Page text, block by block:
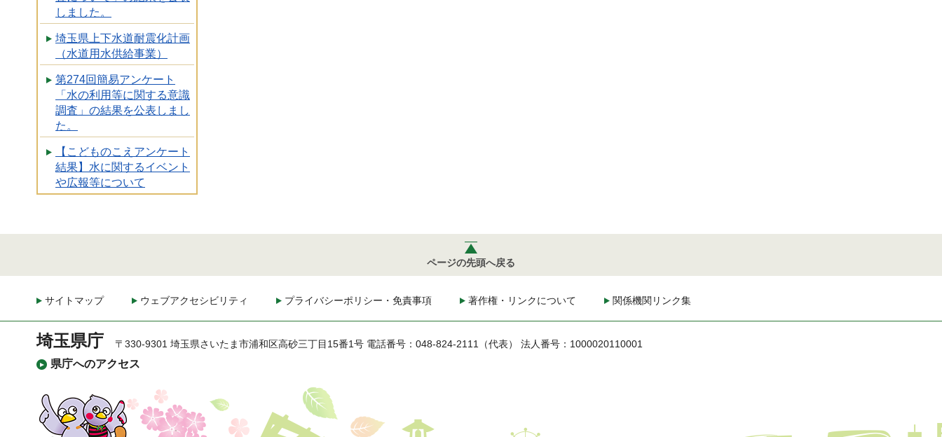
しました。
埼玉県上下水道耐震化計画
（水道用水供給事業）
第274回簡易アンケート
「水の利用等に関する意識
調査」の結果を公表しまし
た。
【こどものこえアンケート
結果】水に関するイベント
や広報等について
ページの先頭へ戻る
サイトマップ ウェブアクセシビリティ プライバシーポリシー・免責事項 著作権・リンクについて 関係機関リンク集
埼玉県庁
県庁へのアクセス
〒330-9301 埼玉県さいたま市浦和区高砂三丁目15番1号 電話番号：048-824-2111（代表） 法人番号：1000020110001